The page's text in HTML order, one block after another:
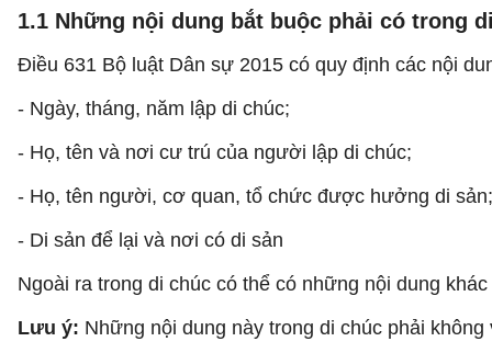
1.1 Những nội dung bắt buộc phải có trong
Điều 631 Bộ luật Dân sự 2015 có quy định các nội
- Ngày, tháng, năm lập di chúc;
- Họ, tên và nơi cư trú của người lập di chúc;
- Họ, tên người, cơ quan, tổ chức được hưởng di sản;
- Di sản để lại và nơi có di sản
Ngoài ra trong di chúc có thể có những nội dung
Lưu ý: Những nội dung này trong di chúc phải